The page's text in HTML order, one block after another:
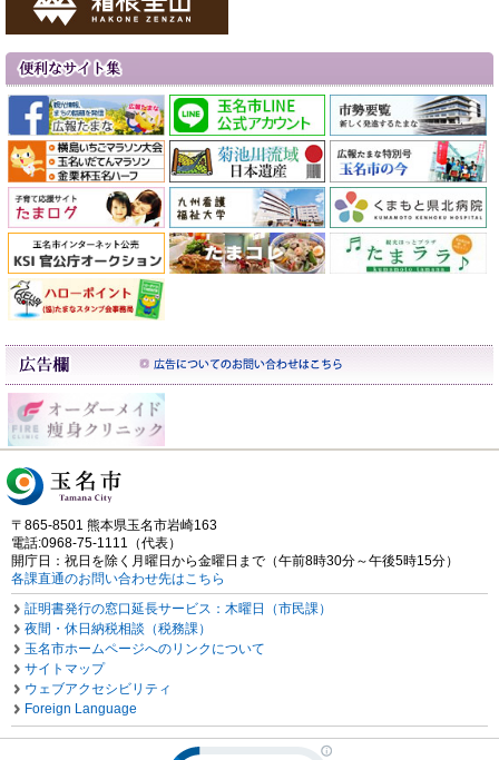
〒865-8501 熊本県玉名市岩崎163
電話:0968-75-1111（代表）
開庁日：祝日を除く月曜日から金曜日まで（午前8時30分～午後5時15分）
各課直通のお問い合わせ先はこちら
証明書発行の窓口延長サービス：木曜日（市民課）
夜間・休日納税相談（税務課）
玉名市ホームページへのリンクについて
サイトマップ
ウェブアクセシビリティ
Foreign Language